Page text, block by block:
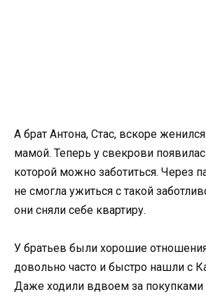
А брат Антона, Стас, вскоре
мамой. Теперь у свекрови
которой можно заботиться. Через
не смогла ужиться с такой
они сняли себе квартиру.
У братьев были хорошие
довольно часто и быстро нашли с
Даже ходили вдвоем за покупками